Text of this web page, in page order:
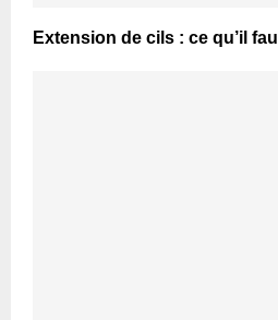
Extension de cils : ce qu’il